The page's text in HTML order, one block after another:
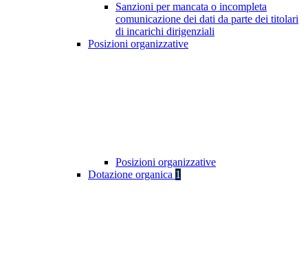
Sanzioni per mancata o incompleta
comunicazione dei dati da parte dei titolari
di incarichi dirigenziali
Posizioni organizzative
Posizioni organizzative
Dotazione organica 1